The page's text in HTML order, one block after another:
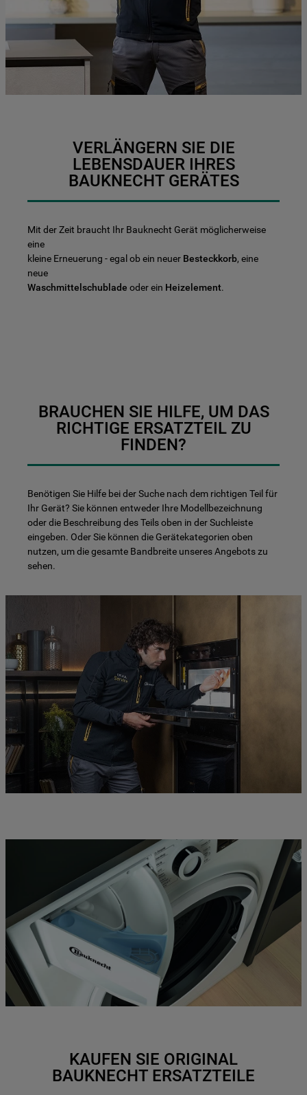
VERLÄNGERN SIE DIE
LEBENSDAUER IHRES
BAUKNECHT GERÄTES
Mit der Zeit braucht Ihr Bauknecht Gerät möglicherweise
eine
kleine Erneuerung - egal ob ein neuer Besteckkorb, eine
neue
Waschmittelschublade oder ein Heizelement.
BRAUCHEN SIE HILFE, UM DAS
RICHTIGE ERSATZTEIL ZU
FINDEN?
Benötigen Sie Hilfe bei der Suche nach dem richtigen Teil für
Ihr Gerät? Sie können entweder Ihre Modellbezeichnung
oder die Beschreibung des Teils oben in der Suchleiste
eingeben. Oder Sie können die Gerätekategorien oben
nutzen, um die gesamte Bandbreite unseres Angebots zu
sehen.
KAUFEN SIE ORIGINAL
BAUKNECHT ERSATZTEILE